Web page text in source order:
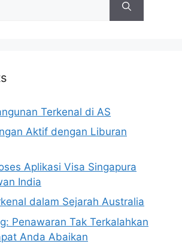
Terkenal di AS
Aktif dengan Liburan
Aplikasi Visa Singapura
India
dalam Sejarah Australia
Penawaran Tak Terkalahkan
Anda Abaikan